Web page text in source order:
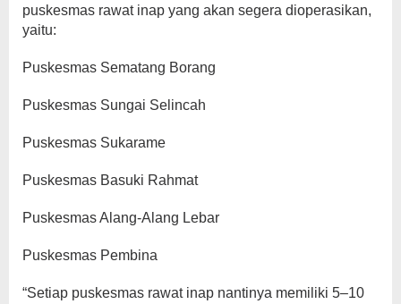
puskesmas rawat inap yang akan segera dioperasikan,
yaitu:
Puskesmas Sematang Borang
Puskesmas Sungai Selincah
Puskesmas Sukarame
Puskesmas Basuki Rahmat
Puskesmas Alang-Alang Lebar
Puskesmas Pembina
“Setiap puskesmas rawat inap nantinya memiliki 5–10